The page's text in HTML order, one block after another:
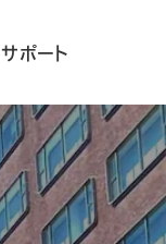
サポート